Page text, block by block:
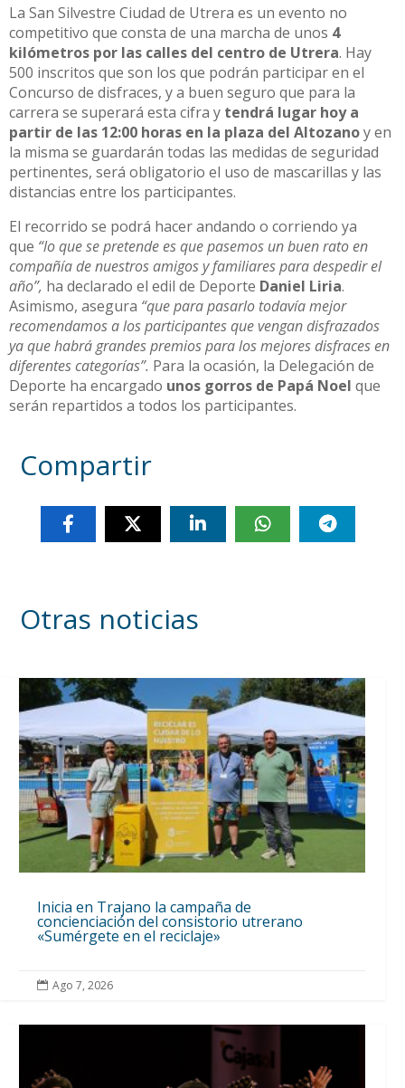
La San Silvestre Ciudad de Utrera es un evento no
competitivo que consta de una marcha de unos 4
kilómetros por las calles del centro de Utrera. Hay
500 inscritos que son los que podrán participar en el
Concurso de disfraces, y a buen seguro que para la
carrera se superará esta cifra y tendrá lugar hoy a
partir de las 12:00 horas en la plaza del Altozanoy en
la misma se guardarán todas las medidas de seguridad
pertinentes, será obligatorio el uso de mascarillas y las
distancias entre los participantes.
El recorrido se podrá hacer andando o corriendo ya
que “lo que se pretende es que pasemos un buen rato en
compañía de nuestros amigos y familiares para despedir el
año”, ha declarado el edil de Deporte Daniel Liria.
Asimismo, asegura “que para pasarlo todavía mejor
recomendamos a los participantes que vengan disfrazados
ya que habrá grandes premios para los mejores disfraces en
diferentes categorías”. Para la ocasión, la Delegación de
Deporte ha encargado unos gorros de Papá Noel que
serán repartidos a todos los participantes.
Compartir
Otras noticias
Inicia en Trajano la campaña de
concienciación del consistorio utrerano
«Sumérgete en el reciclaje»
 Ago 7, 2026